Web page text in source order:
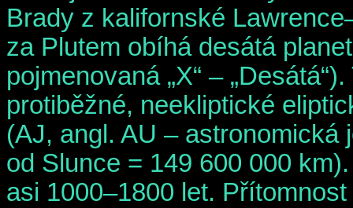
Brady z kalifornské
za Plutem obíhá desátá
pojmenovaná „X“ –
protiběžné, neekliptické
(AJ, angl. AU –
od Slunce = 149 600 000
asi 1000–1800 let.